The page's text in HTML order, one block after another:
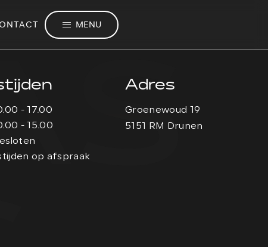
MENU
- 17.00
- 15.00
op afspraak
Adres
Groenewoud 19
5151 RM Drunen